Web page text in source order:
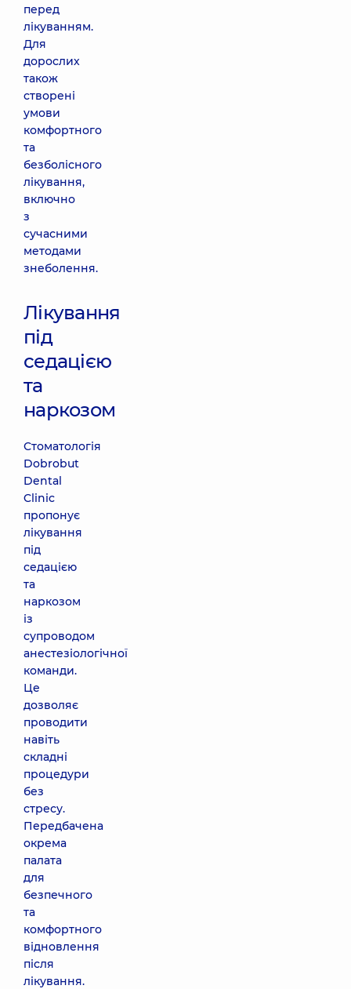
перед
лікуванням.
Для
дорослих
також
створені
умови
комфортного
та
безболісного
лікування,
включно
з
сучасними
методами
знеболення.
Лікування
під
седацією
та
наркозом
Стоматологія
Dobrobut
Dental
Clinic
пропонує
лікування
під
седацією
та
наркозом
із
супроводом
анестезіологічної
команди.
Це
дозволяє
проводити
навіть
складні
процедури
без
стресу.
Передбачена
окрема
палата
для
безпечного
та
комфортного
відновлення
після
лікування.